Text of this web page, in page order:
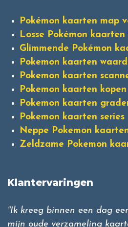
Pokémon kaarten map
Losse Pokémon kaarten
Glimmende Pokémon
Pokemon kaarten
Pokemon kaarten
Pokemon kaarten kopen
Pokemon kaarten
Pokemon kaarten series
Neppe Pokemon
Zeldzame Pokemon
Klantervaringen
"Ik kreeg binnen een dag
mijn oude verzameling